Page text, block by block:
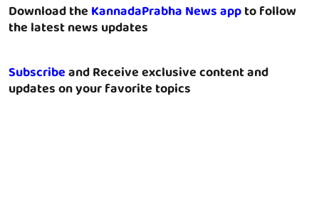
Download theKannadaPrabha News appto follow
the latest news updates
Subscribeand Receive exclusive content and
updates on your favorite topics